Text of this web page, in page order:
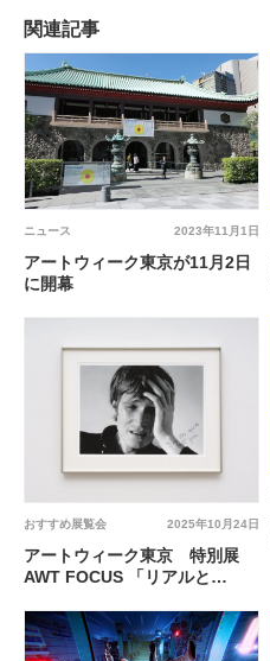
関連記事
2023年11月1日
ニュース
アートウィーク東京が11月2日
に開幕
2025年10月24日
おすすめ展覧会
アートウィーク東京 特別展
AWT FOCUS 「リアルと